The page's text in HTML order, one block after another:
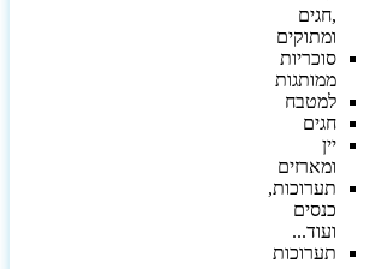
,חגים
ומתוקים
סוכריות
ממותגות
למטבח
חגים
יין
ומארזים
תערוכות,
כנסים
ועוד...
תערוכות